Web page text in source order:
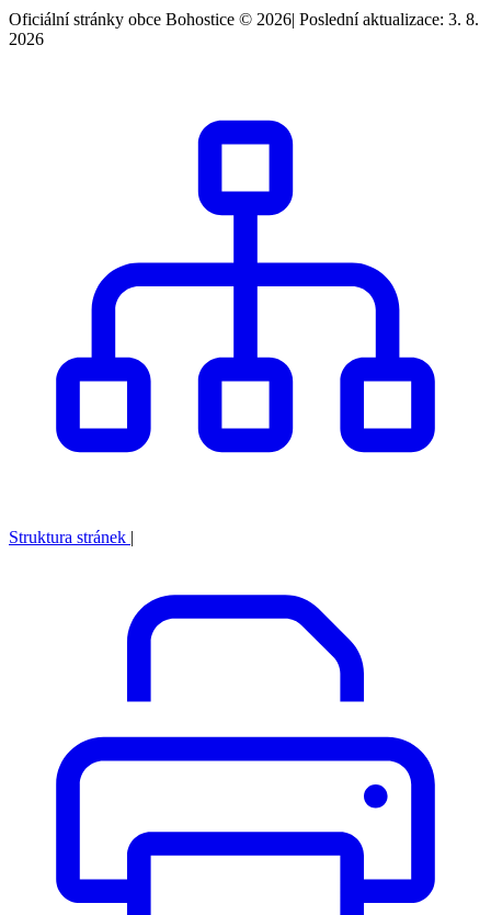
Oficiální stránky obce Bohostice © 2026 Poslední aktualizace: 3. 8.
2026
Struktura stránek